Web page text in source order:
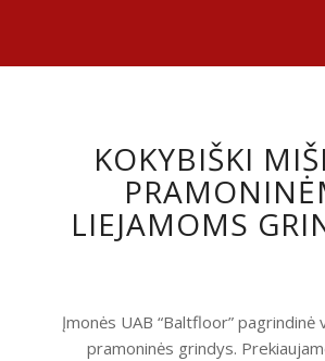
KOKYBIŠKI
LIEJAMOMS
Įmonės UAB “Baltfloor” pagrindinė
pramoninės grindys.